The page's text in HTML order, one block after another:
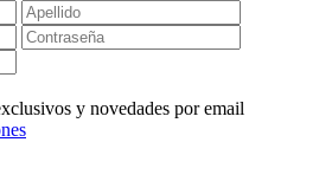
y novedades por email